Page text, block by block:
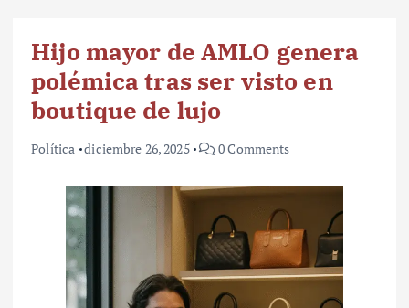
Hijo mayor de AMLO genera
polémica tras ser visto en
boutique de lujo
Política diciembre 26, 2025 0 Comments